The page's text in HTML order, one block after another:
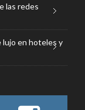
las redes
lujo en hoteles y